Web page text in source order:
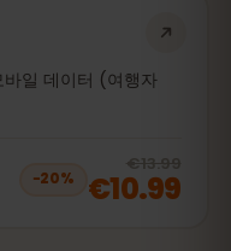
일 데이터 (여행자
−20%
€13.99
€10.99